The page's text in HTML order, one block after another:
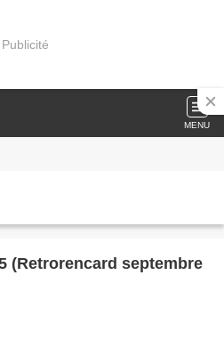
Publicité
MENU
(Retrorencard septembre